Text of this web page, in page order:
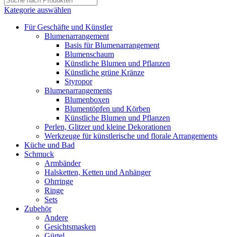
Kategorie auswählen
Für Geschäfte und Künstler
Blumenarrangement
Basis für Blumenarrangement
Blumenschaum
Künstliche Blumen und Pflanzen
Künstliche grüne Kränze
Styropor
Blumenarrangements
Blumenboxen
Blumentöpfen und Körben
Künstliche Blumen und Pflanzen
Perlen, Glitzer und kleine Dekorationen
Werkzeuge für künstlerische und florale Arrangements
Küche und Bad
Schmuck
Armbänder
Halsketten, Ketten und Anhänger
Ohrringe
Ringe
Sets
Zubehör
Andere
Gesichtsmasken